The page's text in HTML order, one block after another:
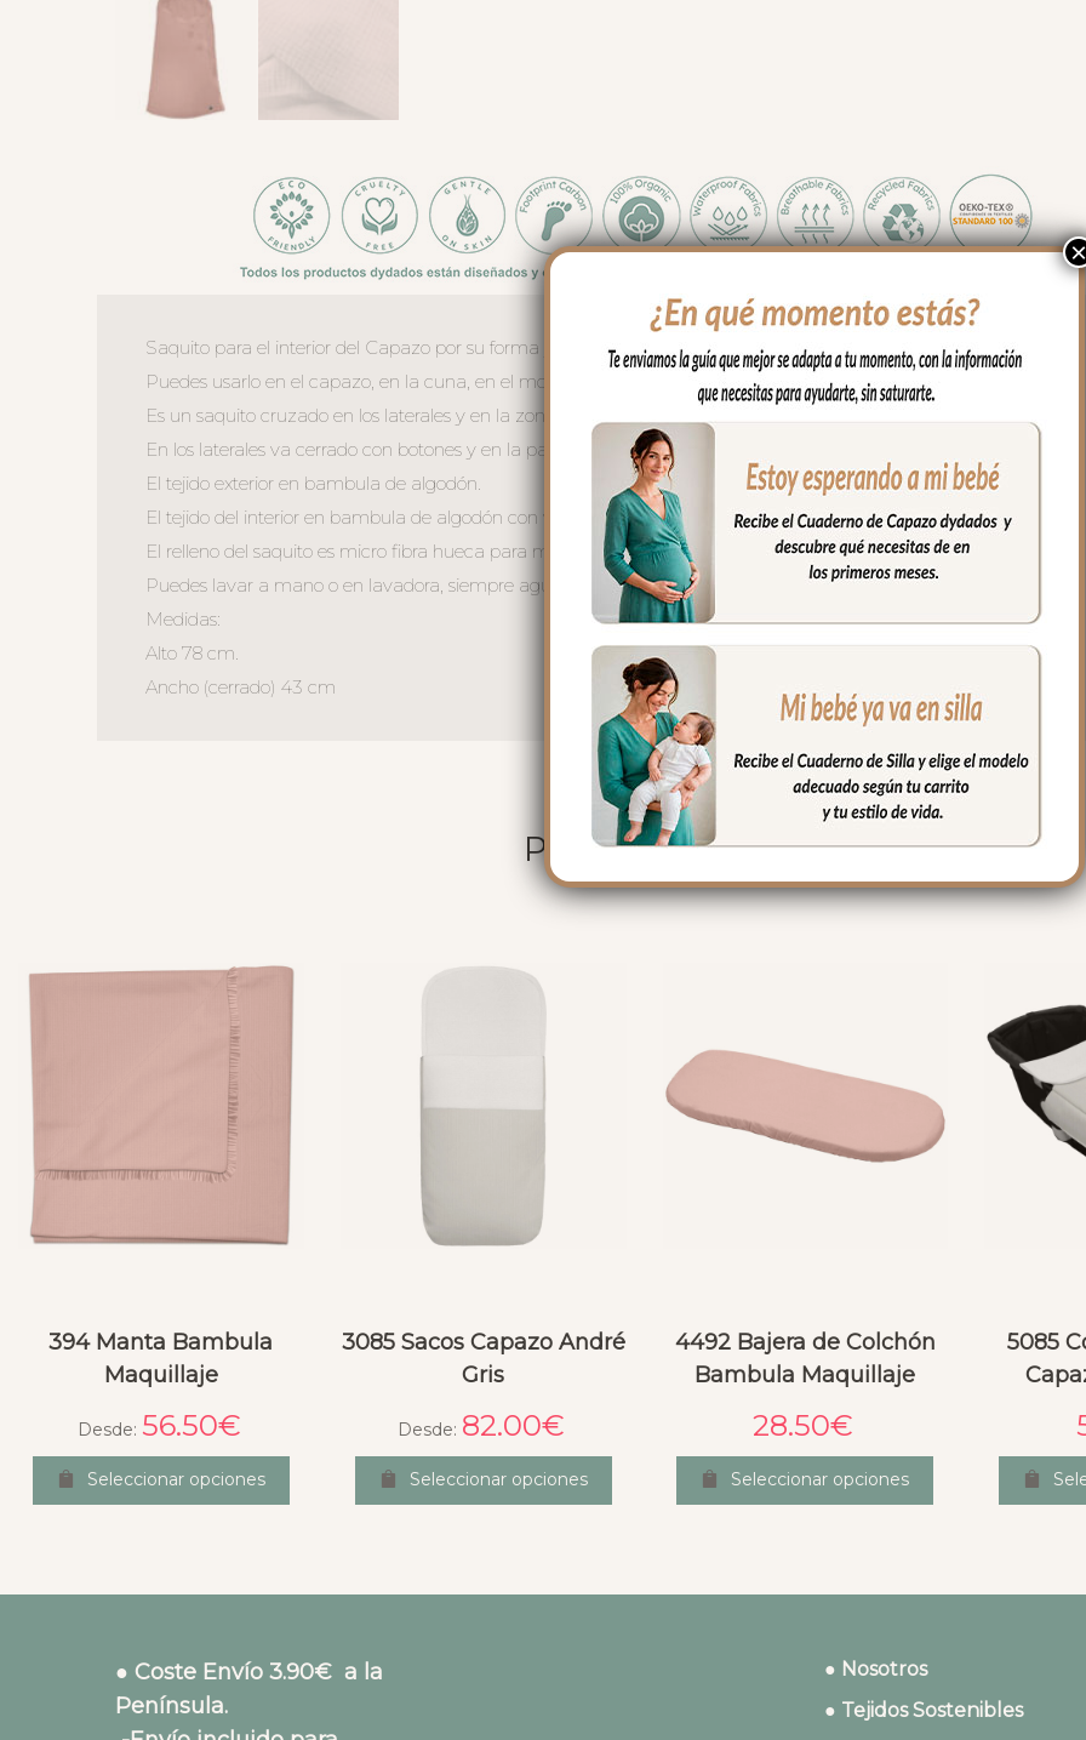
Saquito para el interior del Capazo por su forma y medidas es apto para todos los capazos.
Puedes usarlo en el capazo, en la cuna, en el moisés, para llevar en brazos…
Es un saquito cruzado en los laterales y en la zona de cabecita con capucha, apto para todo tipo de capazos.
En los laterales va cerrado con botones y en la parte de abajo con cremallera para mayor seguridad.
El tejido exterior en bambula de algodón.
El tejido del interior en bambula de algodón con volante fruncido.
El relleno del saquito es micro fibra hueca para mayor confort del bebé y muy buena transpirabilidad.
Puedes lavar a mano o en lavadora, siempre agua fría, jabones no abrasivos y secado al natural.
Medidas:
Alto 78 cm.
Ancho (cerrado) 43 cm
PRODUCTOS RELACIONADOS
394 Manta Bambula
Maquillaje
Desde: 56.50€
Seleccionar opciones
3085 Sacos Capazo André
Gris
Desde: 82.00€
Seleccionar opciones
4492 Bajera de Colchón
Bambula Maquillaje
28.50€
Seleccionar opciones
5085
● Coste Envío 3.90€ a la
Península.
● Nosotros
● Tejidos Sostenibles
×